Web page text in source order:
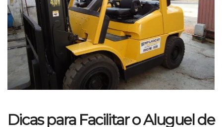
Dicas para Facilitar o Aluguel de